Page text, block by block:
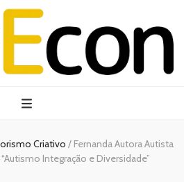
Criativo / Fernanda Autora Autista
Integração e Diversidade”